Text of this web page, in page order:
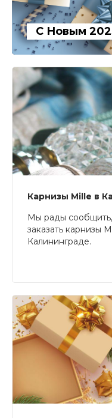
С Новым
Карнизы Mille в
Мы рады
заказать карнизы
Калининграде.